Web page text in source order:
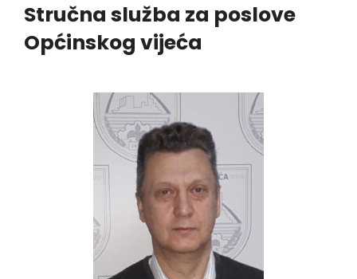
Stručna služba za poslove
Općinskog vijeća